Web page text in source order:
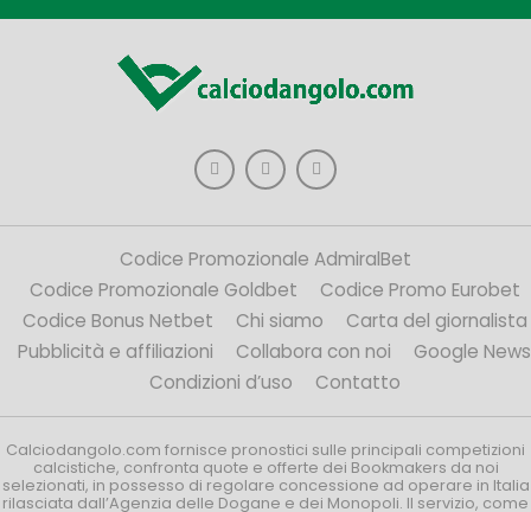
Codice Promozionale AdmiralBet
Codice Promozionale Goldbet
Codice Promo Eurobet
Codice Bonus Netbet
Chi siamo
Carta del giornalista
Pubblicità e affiliazioni
Collabora con noi
Google News
Condizioni d’uso
Contatto
Calciodangolo.com fornisce pronostici sulle principali competizioni
calcistiche, confronta quote e offerte dei Bookmakers da noi
selezionati, in possesso di regolare concessione ad operare in Italia
rilasciata dall’Agenzia delle Dogane e dei Monopoli. Il servizio, come